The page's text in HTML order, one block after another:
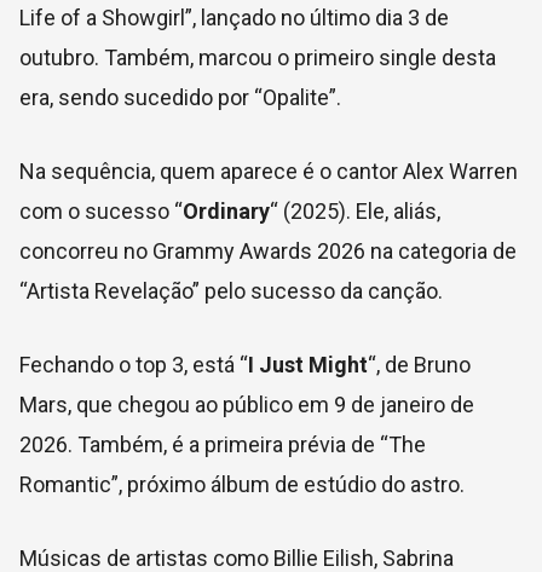
Life of a Showgirl”, lançado no último dia 3 de
outubro. Também, marcou o primeiro single desta
era, sendo sucedido por “Opalite”.
Na sequência, quem aparece é o cantor Alex Warren
com o sucesso “Ordinary“ (2025). Ele, aliás,
concorreu no Grammy Awards 2026 na categoria de
“Artista Revelação” pelo sucesso da canção.
Fechando o top 3, está “I Just Might“, de Bruno
Mars, que chegou ao público em 9 de janeiro de
2026. Também, é a primeira prévia de “The
Romantic”, próximo álbum de estúdio do astro.
Músicas de artistas como Billie Eilish, Sabrina